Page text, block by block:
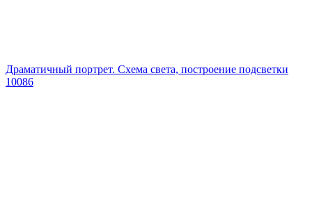
Драматичный портрет. Схема света, построение подсветки
10086